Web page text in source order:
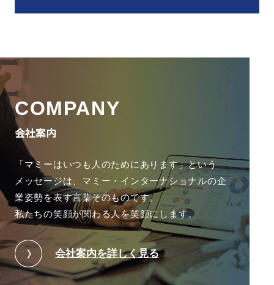
COMPANY
会社案内
「マミーはいつも人のためにあります」という
メッセージは、 マミー・インターナショナルの企
業姿勢を表す言葉そのものです。
私たちの笑顔が関わる人を笑顔にします。
会社案内を詳しく見る